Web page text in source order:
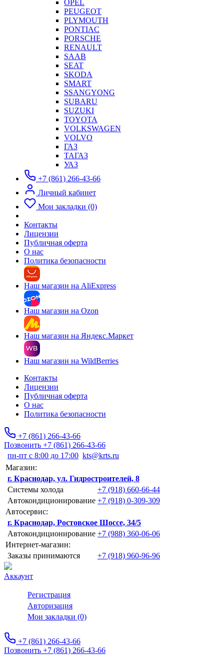
OPEL
PEUGEOT
PLYMOUTH
PONTIAC
PORSCHE
RENAULT
SAAB
SEAT
SKODA
SMART
SSANGYONG
SUBARU
SUZUKI
TOYOTA
VOLKSWAGEN
VOLVO
ГАЗ
ТАГАЗ
УАЗ
+7 (861) 266-43-66
Личный кабинет
Мои закладки (0)
Контакты
Лицензии
Публичная оферта
О нас
Политика безопасности
Наш магазин на AliExpress
Наш магазин на Ozon
Наш магазин на Яндекс.Маркет
Наш магазин на WildBerries
Контакты
Лицензии
Публичная оферта
О нас
Политика безопасности
+7 (861) 266-43-66
Позвонить +7 (861) 266-43-66
пн-пт с 8:00 до 17:00 kts@krts.ru
Магазин:
г. Краснодар, ул. Гидростроителей, 8
Системы холода
+7 (918) 660-66-44
Автокондиционирование +7 (918) 0-309-309
Автосервис:
г. Краснодар, Ростовское Шоссе, 34/5
Автокондиционирование +7 (988) 360-06-06
Интернет-магазин:
Заказы принимаются
+7 (918) 960-96-96
Аккаунт
Регистрация
Авторизация
Мои закладки (0)
+7 (861) 266-43-66
Позвонить +7 (861) 266-43-66